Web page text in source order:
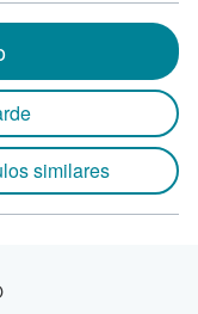
similares